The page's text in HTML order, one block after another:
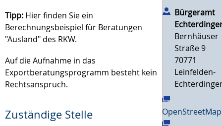
Tipp: Hier finden Sie ein
Berechnungsbeispiel für Beratungen
"Ausland" des RKW.
Auf die Aufnahme in das
Exportberatungsprogramm besteht kein
Rechtsanspruch.
Zuständige Stelle
Bürgeramt
Bernhäuser
Straße 9
70771
Leinfelden-
OpenStreetMap